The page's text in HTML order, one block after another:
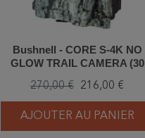
Bushnell - CORE S-4K NO
GLOW TRAIL CAMERA (30
270,00 € 216,00 €
AJOUTER AU PANIER